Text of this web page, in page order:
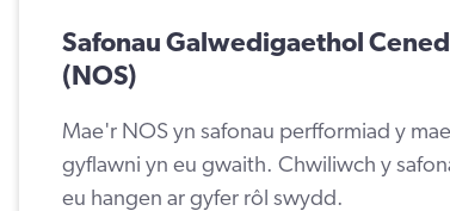
Safonau Galwedigaethol
(NOS)
Mae'r NOS yn safonau perfformiad y
gyflawni yn eu gwaith. Chwiliwch y
eu hangen ar gyfer rôl swydd.